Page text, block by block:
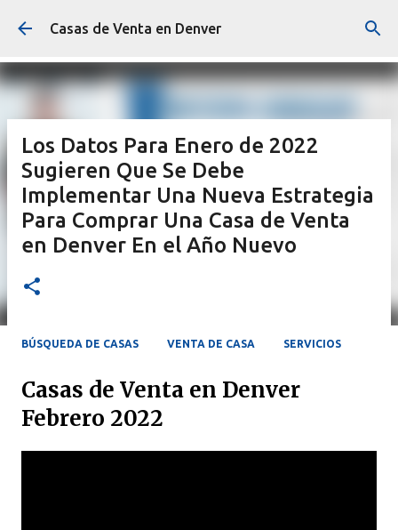
Ir al contenido principal
Casas de Venta en Denver
Los Datos Para Enero de 2022
Sugieren Que Se Debe
Implementar Una Nueva Estrategia
Para Comprar Una Casa de Venta
en Denver En el Año Nuevo
BÚSQUEDA DE CASAS VENTA DE CASA SERVICIOS
Casas de Venta en Denver
Febrero 2022